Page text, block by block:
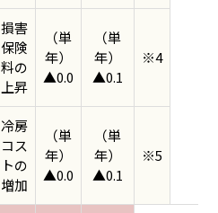
損害
保険
料の
上昇
（単
年）
▲0.0
（単
年）
▲0.1
※4
冷房
コス
トの
増加
（単
年）
▲0.0
（単
年）
▲0.1
※5